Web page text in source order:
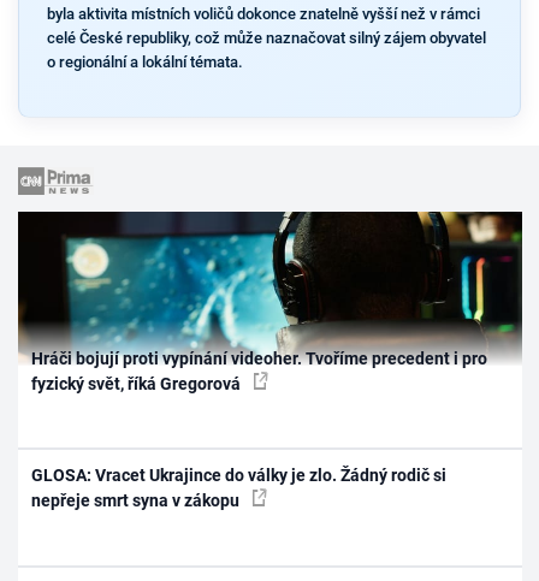
byla aktivita místních voličů dokonce znatelně vyšší než v rámci
celé České republiky, což může naznačovat silný zájem obyvatel
o regionální a lokální témata.
Hráči bojují proti vypínání videoher. Tvoříme precedent i pro
fyzický svět, říká Gregorová
GLOSA: Vracet Ukrajince do války je zlo. Žádný rodič si
nepřeje smrt syna v zákopu